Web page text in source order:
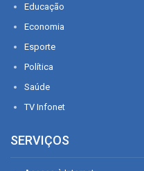
Educação
Economia
Esporte
Política
Saúde
TV Infonet
SERVIÇOS